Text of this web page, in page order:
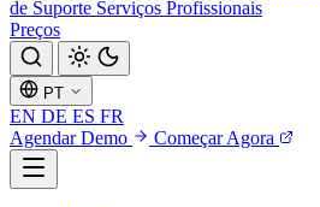
de Suporte Serviços Profissionais
Preços
PT
EN DE ES FR
Agendar Demo
Começar Agora